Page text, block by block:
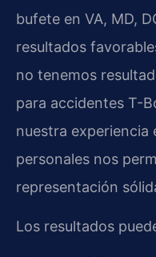
bufete en VA, MD,
resultados
no tenemos
para accidentes T-
nuestra experiencia
personales nos
representación
Los resultados